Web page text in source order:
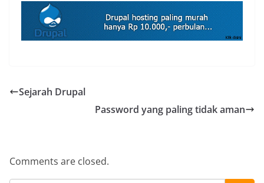
Sejarah Drupal
Password yang paling tidak aman
Comments are closed.